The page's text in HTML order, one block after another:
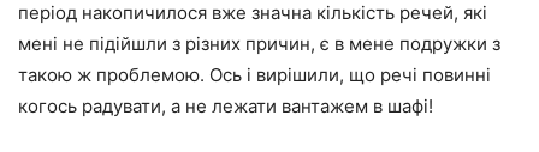
період накопичилося вже значна кількість речей, які
мені не підійшли з різних причин, є в мене подружки з
такою ж проблемою. Ось і вирішили, що речі повинні
когось радувати, а не лежати вантажем в шафі!